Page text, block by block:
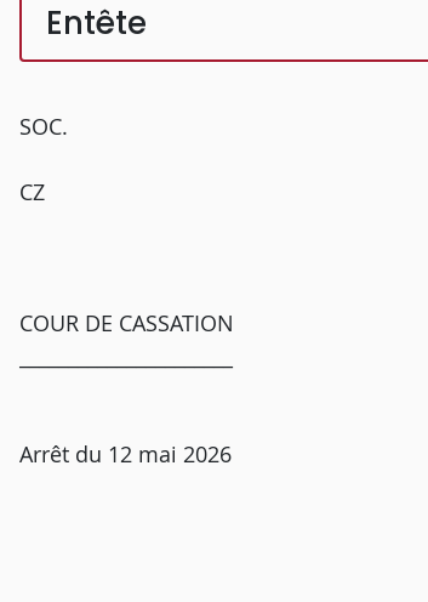
Entête
SOC.
CZ
COUR DE CASSATION
Arrêt du 12 mai 2026